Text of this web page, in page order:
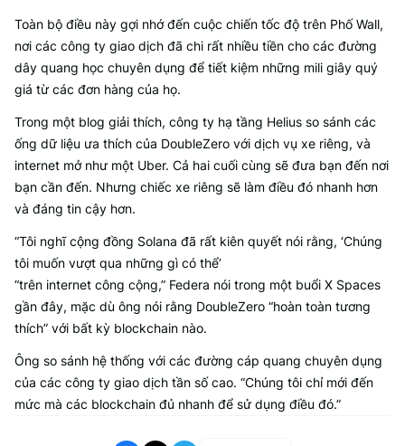
Toàn bộ điều này gợi nhớ đến cuộc chiến tốc độ trên Phố Wall,
nơi các công ty giao dịch đã chi rất nhiều tiền cho các đường
dây quang học chuyên dụng để tiết kiệm những mili giây quý
giá từ các đơn hàng của họ.
Trong một blog giải thích, công ty hạ tầng Helius so sánh các
ống dữ liệu ưa thích của DoubleZero với dịch vụ xe riêng, và
internet mở như một Uber. Cả hai cuối cùng sẽ đưa bạn đến nơi
bạn cần đến. Nhưng chiếc xe riêng sẽ làm điều đó nhanh hơn
và đáng tin cậy hơn.
“Tôi nghĩ cộng đồng Solana đã rất kiên quyết nói rằng, ‘Chúng
tôi muốn vượt qua những gì có thể’
“trên internet công cộng,” Federa nói trong một buổi X Spaces
gần đây, mặc dù ông nói rằng DoubleZero “hoàn toàn tương
thích” với bất kỳ blockchain nào.
Ông so sánh hệ thống với các đường cáp quang chuyên dụng
của các công ty giao dịch tần số cao. “Chúng tôi chỉ mới đến
mức mà các blockchain đủ nhanh để sử dụng điều đó.”